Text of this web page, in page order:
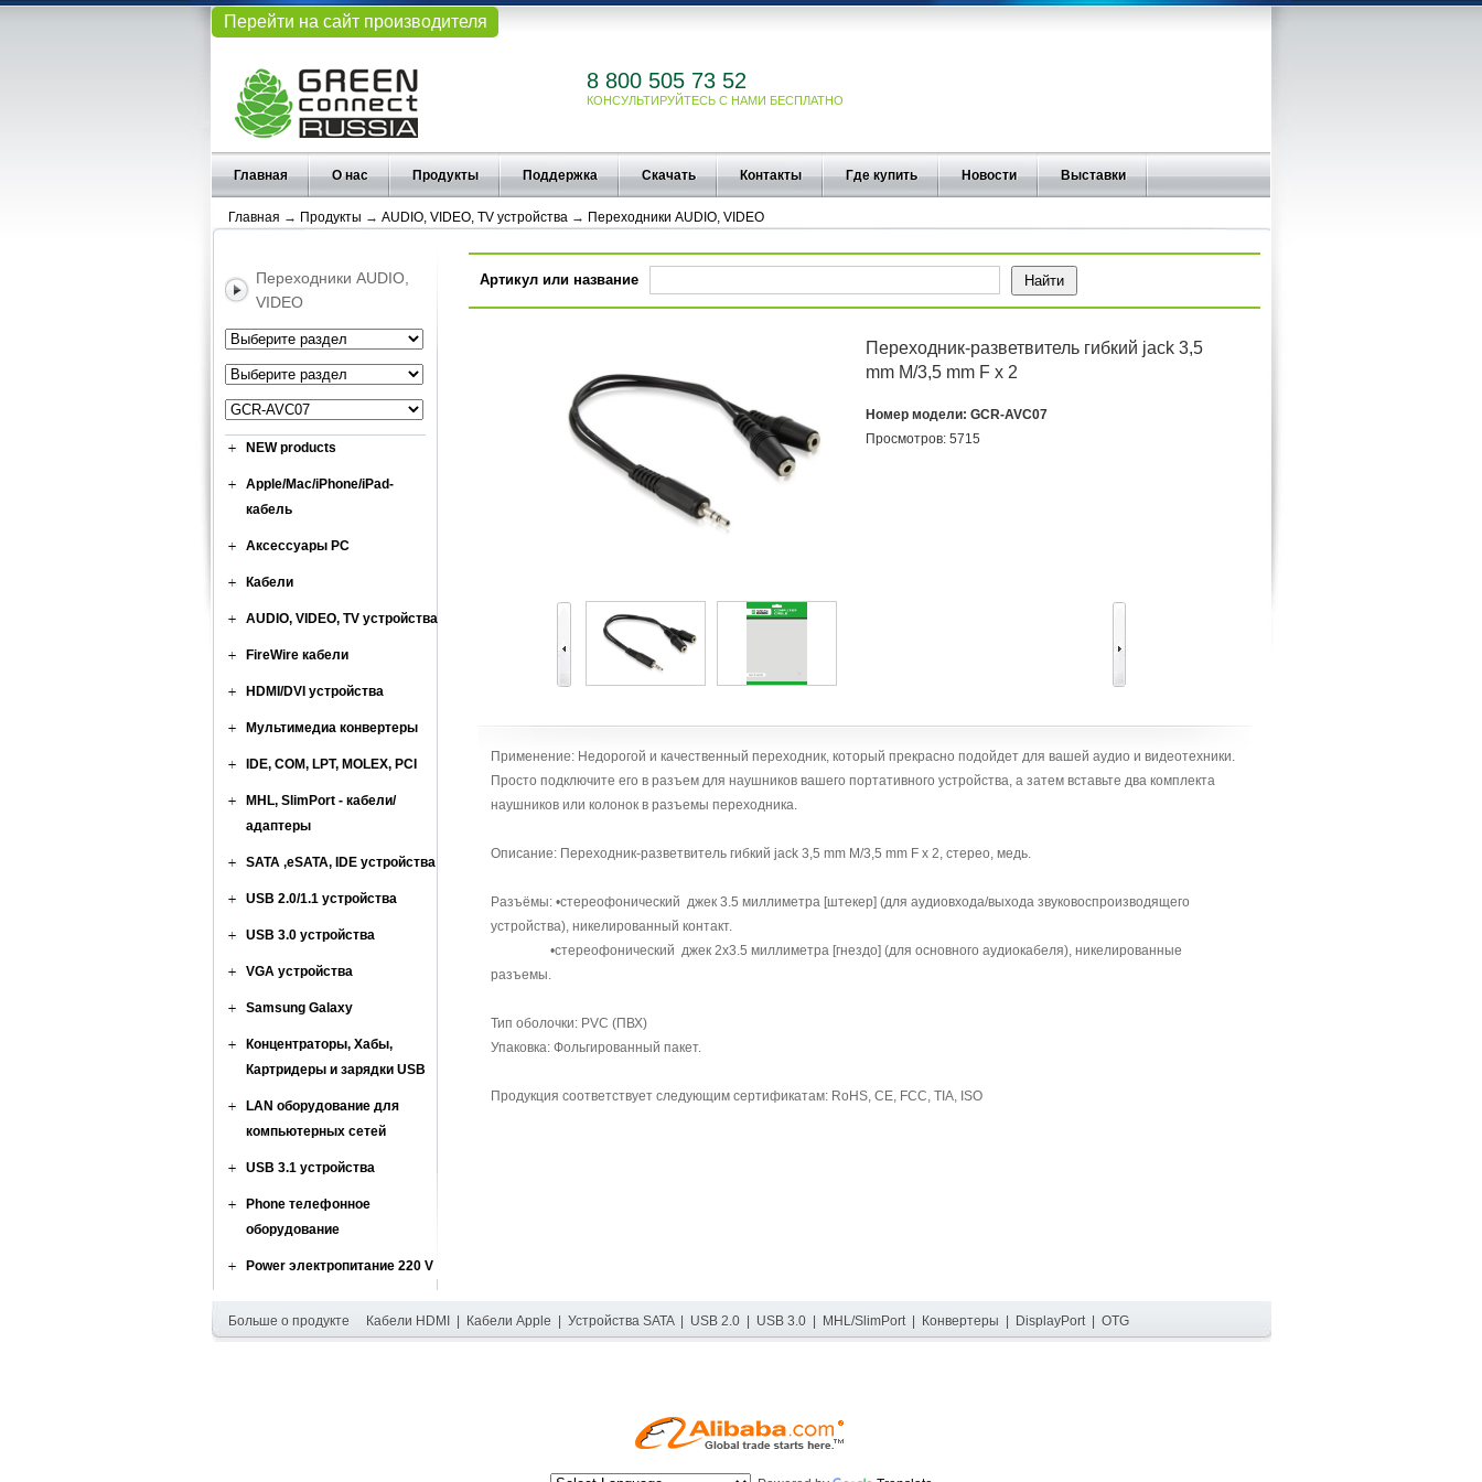
Перейти на сайт производителя
8 800 505 73 52
КОНСУЛЬТИРУЙТЕСЬ С НАМИ БЕСПЛАТНО
Главная О нас Продукты Поддержка Скачать Контакты Где купить Новости Выставки
Главная → Продукты → AUDIO, VIDEO, TV устройства → Переходники AUDIO, VIDEO
Переходники AUDIO,
VIDEO
NEW products
Apple/Mac/iPhone/iPad-
кабель
Аксессуары PC
Кабели
AUDIO, VIDEO, TV устройства
FireWire кабели
HDMI/DVI устройства
Мультимедиа конвертеры
IDE, COM, LPT, MOLEX, PCI
MHL, SlimPort - кабели/
адаптеры
SATA ,eSATA, IDE устройства
USB 2.0/1.1 устройства
USB 3.0 устройства
VGA устройства
Samsung Galaxy
Концентраторы, Хабы,
Картридеры и зарядки USB
LAN оборудование для
компьютерных сетей
USB 3.1 устройства
Phone телефонное
оборудование
Power электропитание 220 V
Артикул или название
Переходник-разветвитель гибкий jack 3,5
mm M/3,5 mm F x 2
Номер модели: GCR-AVC07
Просмотров: 5715
Применение: Недорогой и качественный переходник, который прекрасно подойдет для вашей аудио и видеотехники.
Просто подключите его в разъем для наушников вашего портативного устройства, а затем вставьте два комплекта
наушников или колонок в разъемы переходника.
Описание: Переходник-разветвитель гибкий jack 3,5 mm M/3,5 mm F x 2, стерео, медь.
Разъёмы: •стереофонический джек 3.5 миллиметра [штекер] (для аудиовхода/выхода звуковоспроизводящего
устройства), никелированный контакт.
•стереофонический джек 2х3.5 миллиметра [гнездо] (для основного аудиокабеля), никелированные
разъемы.
Тип оболочки: PVC (ПВХ)
Упаковка: Фольгированный пакет.
Продукция соответствует следующим сертификатам: RoHS, CE, FCC, TIA, ISO
Больше о продукте Кабели HDMI Кабели Apple Устройства SATA| USB 2.0| USB 3.0| MHL/SlimPort| Конвертеры DisplayPort| OTG